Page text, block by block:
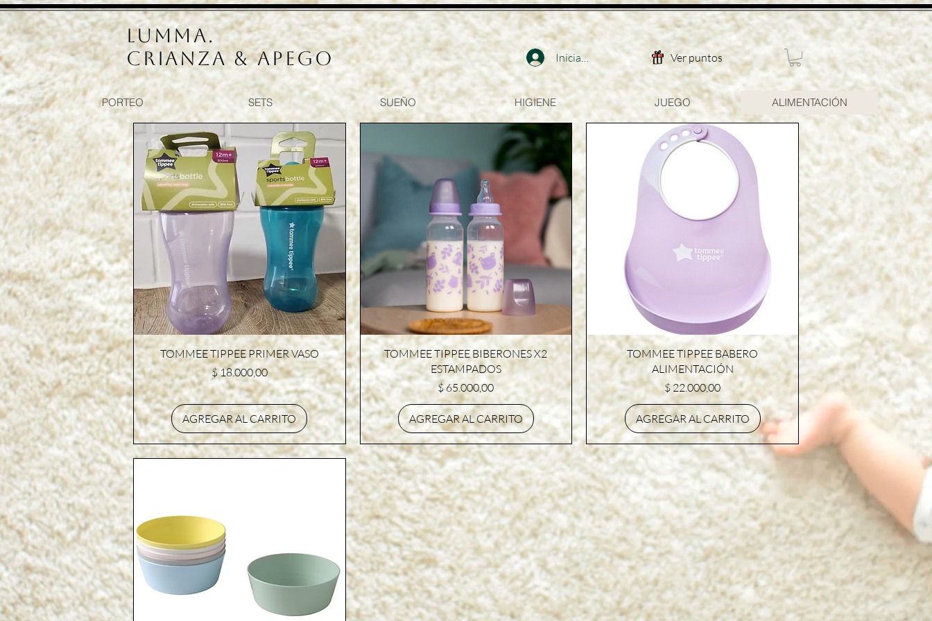
LUMMA.
Crianza & Apego
Iniciar sesión Ver puntos
PORTEO SETS SUEÑO HIGIENE JUEGO ALIMENTACIÓN
Vista rápida
TOMMEE TIPPEE PRIMER VASO
Precio
$ 18.000,00
AGREGAR AL CARRITO
Vista rápida
TOMMEE TIPPEE BIBERONES X2
ESTAMPADOS
Precio
$ 65.000,00
AGREGAR AL CARRITO
Vista rápida
TOMMEE TIPPEE BABERO
ALIMENTACIÓN
Precio
$ 22.000,00
AGREGAR AL CARRITO